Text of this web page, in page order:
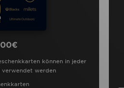
können in jeder
verwendet werden